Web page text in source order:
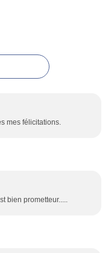
mes félicitations.
bien prometteur.....